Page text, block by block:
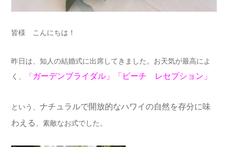
皆様 こんにちは！
昨日は、知人の結婚式に出席してきました。お天気が最高によ
く、
「 ガーデンブライダル」「ビーチ レセプション」
という、 ナチュラルで開放的なハワイの自然を存分に味
わえる
、素敵なお式でした。